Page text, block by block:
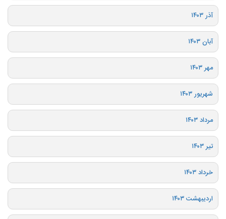
آذر ۱۴۰۳
آبان ۱۴۰۳
مهر ۱۴۰۳
شهریور ۱۴۰۳
مرداد ۱۴۰۳
تیر ۱۴۰۳
خرداد ۱۴۰۳
اردیبهشت ۱۴۰۳